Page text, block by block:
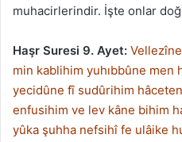
muhacirlerindir. İşte onlar
Haşr Suresi 9. Ayet:
min kablihim yuhıbbûne men
yecidûne fî sudûrihim
enfusihim ve lev kâne bihim
yûka şuhha nefsihî fe ulâike